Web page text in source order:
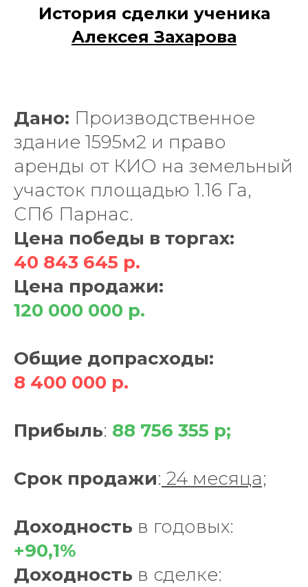
История сделки ученика
Алексея Захарова
Дано: Производственное
здание 1595м2 и право
аренды от КИО на земельный
участок площадью 1.16 Га,
СПб Парнас.
Цена победы в торгах:
40 843 645 р.
Цена продажи:
120 000 000 р.
Общие допрасходы:
8 400 000 р.
Прибыль: 88 756 355 р;
Срок продажи: 24 месяца;
Доходность в годовых:
+90,1%
Доходность в сделке: